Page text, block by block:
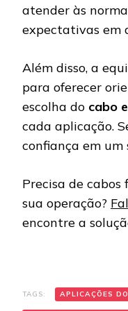
atender às
expectativas em
Além disso, a
para oferecer
escolha do cabo
cada aplicação.
confiança em um
Precisa de
sua operação?
encontre a
TAGS: APLICAÇÕES